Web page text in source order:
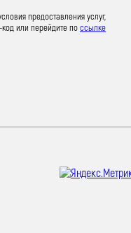
предоставления услуг,
код или перейдите поссылке